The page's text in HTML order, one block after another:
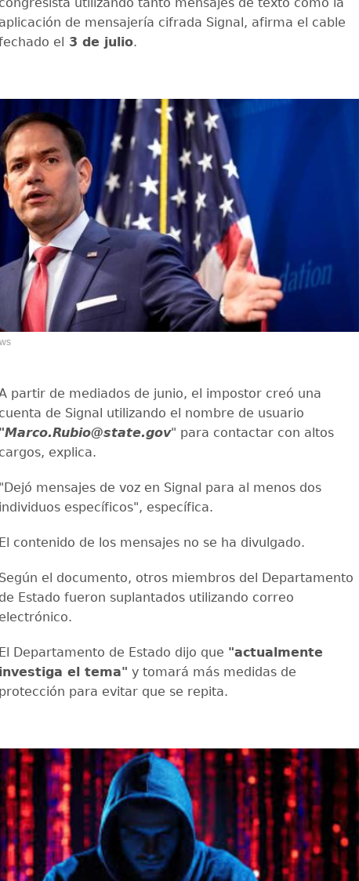
aplicación de mensajería cifrada Signal, afirma el cable
el 3 de julio.
partir de mediados de junio, el impostor creó una
cuenta de Signal utilizando el nombre de usuario
"Marco.Rubio@state.gov" para contactar con altos
cargos, explica.
"Dejó mensajes de voz en Signal para al menos dos
individuos específicos", específica.
El contenido de los mensajes no se ha divulgado.
Según el documento, otros miembros del Departamento
de Estado fueron suplantados utilizando correo
electrónico.
El Departamento de Estado dijo que "actualmente
investiga el tema" y tomará más medidas de
protección para evitar que se repita.